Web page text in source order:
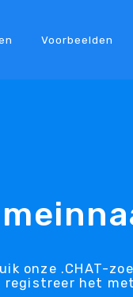
Voorbeelden
onze .CHAT-
registreer het